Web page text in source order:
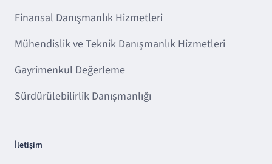
Finansal Danışmanlık Hizmetleri
Mühendislik ve Teknik Danışmanlık Hizmetleri
Gayrimenkul Değerleme
Sürdürülebilirlik Danışmanlığı
İletişim